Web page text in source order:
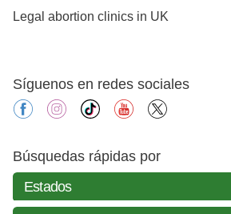
Legal abortion clinics in UK
Síguenos en redes sociales
facebookinstagram
tiktok youtube
Búsquedas rápidas por